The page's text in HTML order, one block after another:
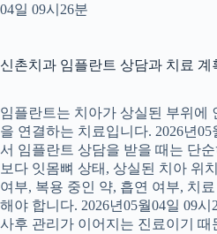
04일 09시26분
신촌치과 임플란트 상담과 치료 계
임플란트는 치아가 상실된 부위에
을 연결하는 치료입니다. 2026년05
서 임플란트 상담을 받을 때는 단
보다 잇몸뼈 상태, 상실된 치아 위
여부, 복용 중인 약, 흡연 여부, 치
해야 합니다. 2026년05월04일 09
사후 관리가 이어지는 진료이기